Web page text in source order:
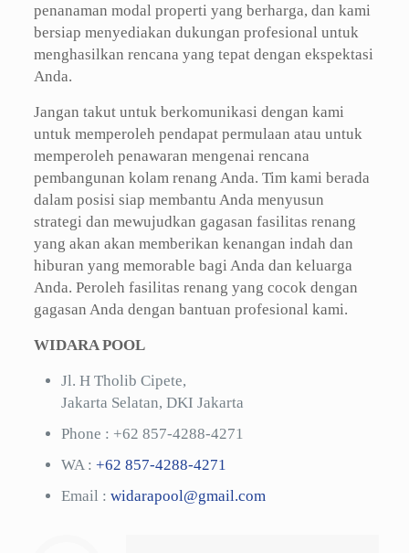
penanaman modal properti yang berharga, dan kami
bersiap menyediakan dukungan profesional untuk
menghasilkan rencana yang tepat dengan ekspektasi
Anda.
Jangan takut untuk berkomunikasi dengan kami
untuk memperoleh pendapat permulaan atau untuk
memperoleh penawaran mengenai rencana
pembangunan kolam renang Anda. Tim kami berada
dalam posisi siap membantu Anda menyusun
strategi dan mewujudkan gagasan fasilitas renang
yang akan akan memberikan kenangan indah dan
hiburan yang memorable bagi Anda dan keluarga
Anda. Peroleh fasilitas renang yang cocok dengan
gagasan Anda dengan bantuan profesional kami.
WIDARA POOL
Jl. H Tholib Cipete,
Jakarta Selatan, DKI Jakarta
Phone : +62 857-4288-4271
WA : +62 857-4288-4271
Email : widarapool@gmail.com